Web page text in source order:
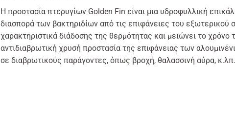
Η προστασία πτερυγίων Golden Fin είναι μια υδροφυλλική
διασπορά των βακτηριδίων από τις επιφάνειες του εξωτερικού
χαρακτηριστικά διάδοσης της θερμότητας και μειώνει το
αντιδιαβρωτική χρυσή προστασία της επιφάνειας των
σε διαβρωτικούς παράγοντες, όπως βροχή, θαλασσινή αύρα, κ.λπ.